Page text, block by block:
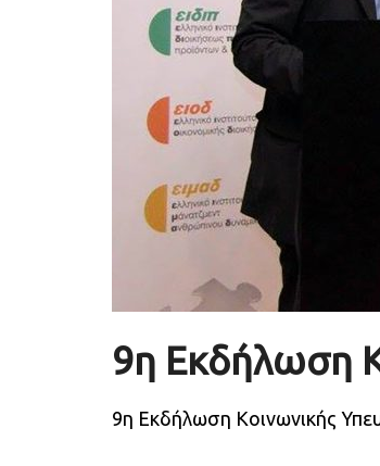
9η Εκδήλωση
9η Εκδήλωση Κοινωνικής